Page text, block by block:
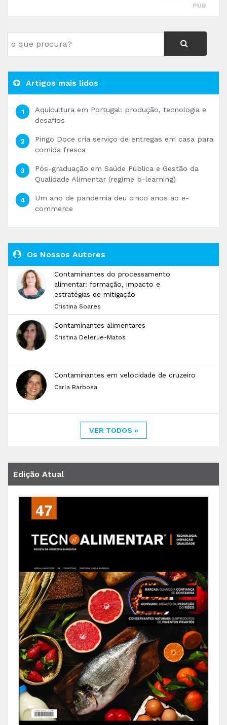
PUB
Artigos mais lidos
Aquicultura em Portugal: produção, tecnologia e
desafios
Pingo Doce cria serviço de entregas em casa para
comida fresca
Pós-graduação em Saúde Pública e Gestão da
Qualidade Alimentar (regime b-learning)
Um ano de pandemia deu cinco anos ao e-
commerce
Os Nossos Autores
Contaminantes do processamento
alimentar: formação, impacto e
estratégias de mitigação
Cristina Soares
Contaminantes alimentares
Cristina Delerue-Matos
Contaminantes em velocidade de cruzeiro
Carla Barbosa
VER TODOS »
Edição Atual